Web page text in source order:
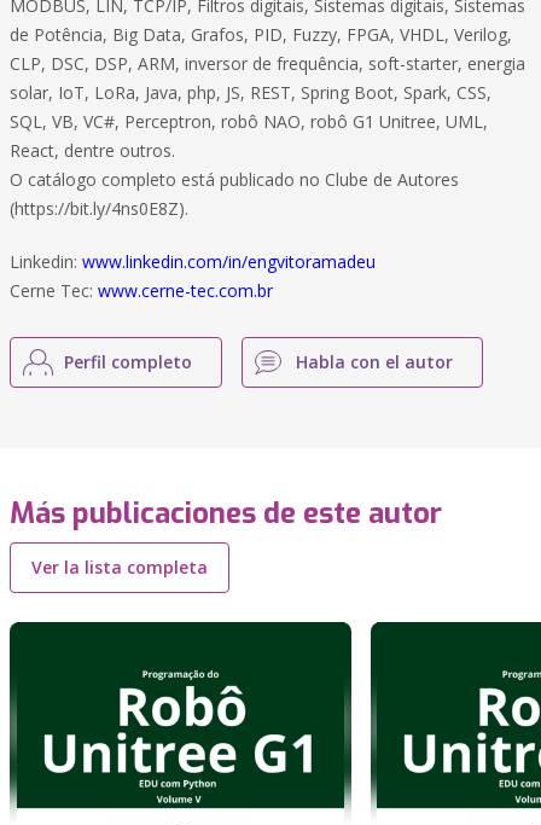
MODBUS, LIN, TCP/IP, Filtros digitais, Sistemas digitais, Sistemas
de Potência, Big Data, Grafos, PID, Fuzzy, FPGA, VHDL, Verilog,
CLP, DSC, DSP, ARM, inversor de frequência, soft-starter, energia
solar, IoT, LoRa, Java, php, JS, REST, Spring Boot, Spark, CSS,
SQL, VB, VC#, Perceptron, robô NAO, robô G1 Unitree, UML,
React, dentre outros.
O catálogo completo está publicado no Clube de Autores
(https://bit.ly/4ns0E8Z).
Linkedin: www.linkedin.com/in/engvitoramadeu
Cerne Tec: www.cerne-tec.com.br
Perfil completo Habla con el autor
Más publicaciones de este autor
Ver la lista completa